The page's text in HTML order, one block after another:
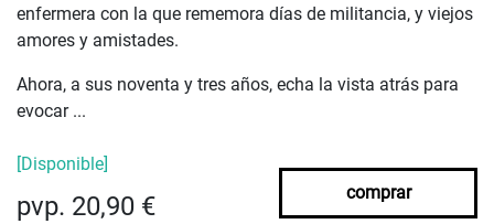
enfermera con la que rememora días de militancia, y viejos
amores y amistades.
Ahora, a sus noventa y tres años, echa la vista atrás para
evocar ...
[Disponible]
pvp. 20,90 € comprar